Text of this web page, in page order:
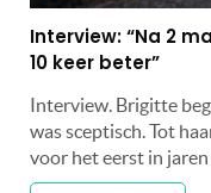
Interview: “Na 2
10 keer beter”
Interview. Brigitte
was sceptisch. Tot
voor het eerst in